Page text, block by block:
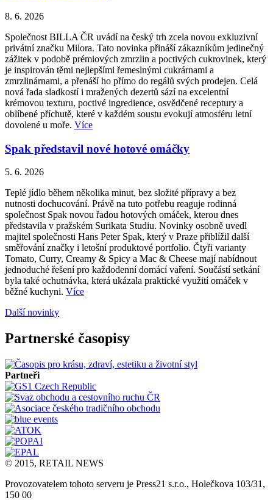
8. 6. 2026
Společnost BILLA ČR uvádí na český trh zcela novou exkluzivní
privátní značku Milora. Tato novinka přináší zákazníkům jedinečný
zážitek v podobě prémiových zmrzlin a poctivých cukrovinek, který
je inspirován těmi nejlepšími řemeslnými cukrárnami a
zmrzlinárnami, a přenáší ho přímo do regálů svých prodejen. Celá
nová řada sladkostí i mražených dezertů sází na excelentní
krémovou texturu, poctivé ingredience, osvědčené receptury a
oblíbené příchutě, které v každém soustu evokují atmosféru letní
dovolené u moře. Více
Spak představil nové hotové omáčky
5. 6. 2026
Teplé jídlo během několika minut, bez složité přípravy a bez
nutnosti dochucování. Právě na tuto potřebu reaguje rodinná
společnost Spak novou řadou hotových omáček, kterou dnes
představila v pražském Surikata Studiu. Novinky osobně uvedl
majitel společnosti Hans Peter Spak, který v Praze přiblížil další
směřování značky i letošní produktové portfolio. Čtyři varianty
Tomato, Curry, Creamy & Spicy a Mac & Cheese mají nabídnout
jednoduché řešení pro každodenní domácí vaření. Součástí setkání
byla také ochutnávka, která ukázala praktické využití omáček v
běžné kuchyni. Více
Další novinky
Partnerské časopisy
Partneři
© 2015, RETAIL NEWS
Provozovatelem tohoto serveru je Press21 s.r.o., Holečkova 103/31,
150 00